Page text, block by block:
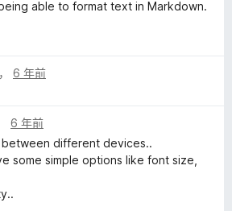
able to format text in Markdown.
， 6 年前
6 年前
different devices..
some simple options like font size,